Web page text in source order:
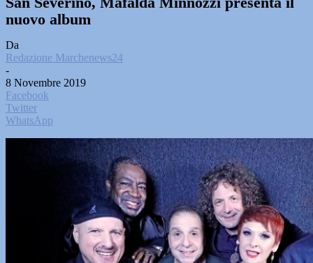
nuovo album
Da
Redazione Marchenews24
-
8 Novembre 2019
Facebook
Twitter
WhatsApp